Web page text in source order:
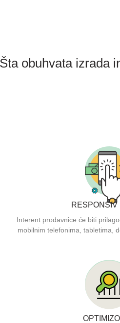
Šta obuhvata izrada
RESPONSIV
Interent prodavnice će biti
mobilnim telefonima, tabletima,